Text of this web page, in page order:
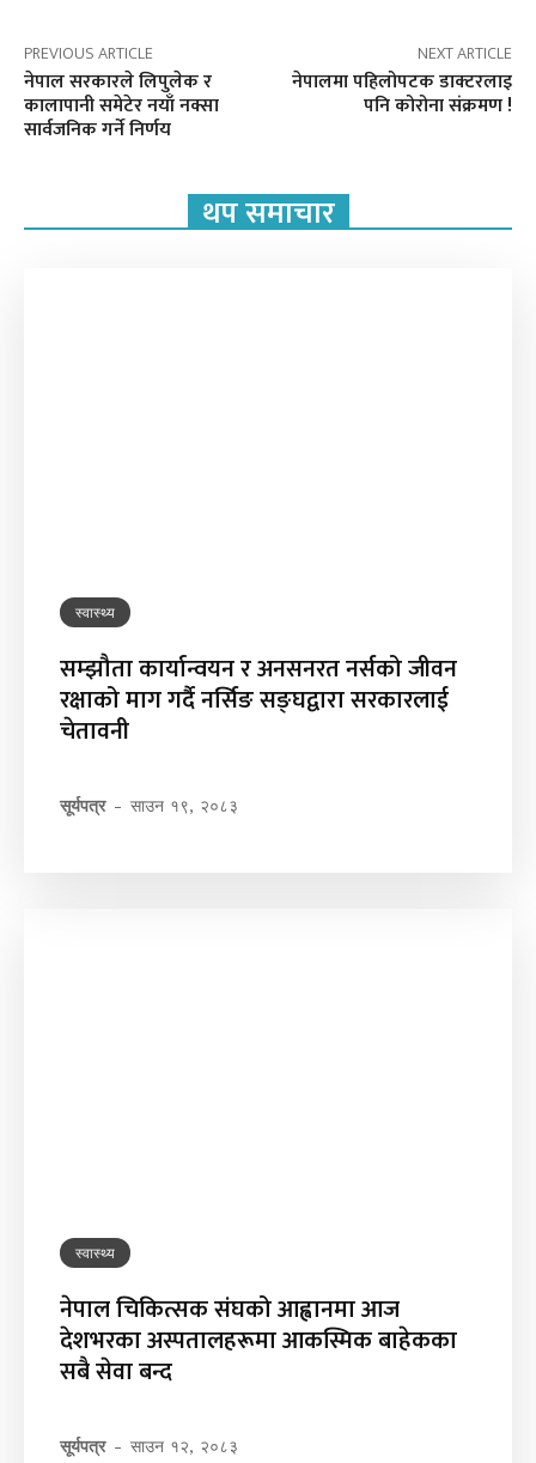
PREVIOUS ARTICLE
नेपाल सरकारले लिपुलेक र
कालापानी समेटेर नयाँ नक्सा
सार्वजनिक गर्ने निर्णय
NEXT ARTICLE
नेपालमा पहिलोपटक डाक्टरलाइ
पनि कोरोना संक्रमण !
थप समाचार
स्वास्थ्य
सम्झौता कार्यान्वयन र अनसनरत नर्सको जीवन
रक्षाको माग गर्दै नर्सिङ सङ्घद्वारा सरकारलाई
चेतावनी
सूर्यपत्र - साउन १९, २०८३
स्वास्थ्य
नेपाल चिकित्सक संघको आह्वानमा आज
देशभरका अस्पतालहरूमा आकस्मिक बाहेकका
सबै सेवा बन्द
सूर्यपत्र - साउन १२, २०८३